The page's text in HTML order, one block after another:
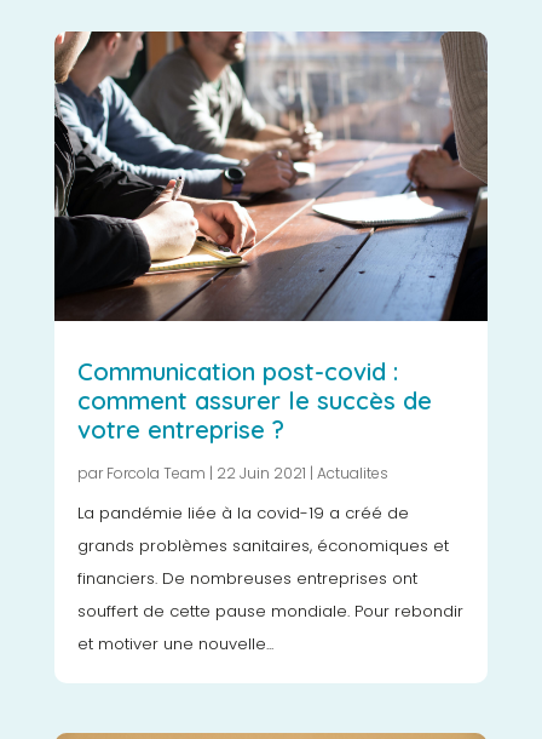
Communication post-covid :
comment assurer le succès de
votre entreprise ?
par Forcola Team | 22 Juin 2021 | Actualites
La pandémie liée à la covid-19 a créé de
grands problèmes sanitaires, économiques et
financiers. De nombreuses entreprises ont
souffert de cette pause mondiale. Pour rebondir
et motiver une nouvelle...